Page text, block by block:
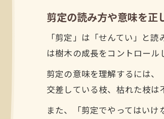
剪定の読み方や意味を正
「剪定」は「せんてい」と
は樹木の成長をコントロール
剪定の意味を理解するには
交差している枝、枯れた枝
また、「剪定でやってはい